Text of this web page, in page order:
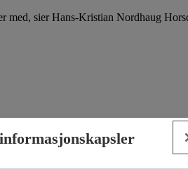
med, sier Hans-Kristian Nordhaug